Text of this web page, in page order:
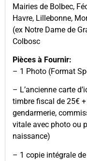
Mairies de Bolbec,
Havre, Lillebonne,
(ex Notre Dame de
Colbosc
Pièces à Fournir:
– 1 Photo (Format
– L’ancienne carte
timbre fiscal de 25€
gendarmerie,
vitale avec photo ou
naissance)
– 1 copie intégrale